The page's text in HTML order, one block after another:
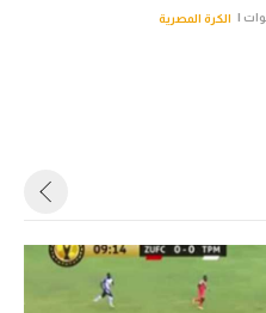
الكرة المصرية